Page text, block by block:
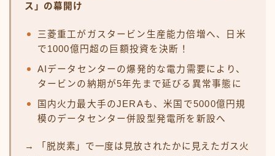
ス」の幕開け
三菱重工がガスタービン生産能力倍増へ、日米
で1000億円超の巨額投資を決断！
AIデータセンターの爆発的な電力需要により、
タービンの納期が5年先まで延びる異常事態に
国内火力最大手のJERAも、米国で5000億円規
模のデータセンター併設型発電所を新設へ
→ 「脱炭素」で一度は見放されたかに見えたガス火